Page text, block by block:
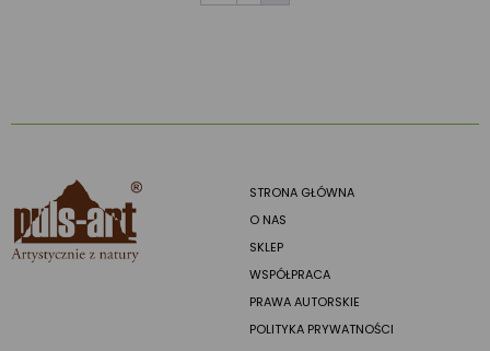
STRONA GŁÓWNA
O NAS
SKLEP
WSPÓŁPRACA
PRAWA AUTORSKIE
POLITYKA PRYWATNOŚCI